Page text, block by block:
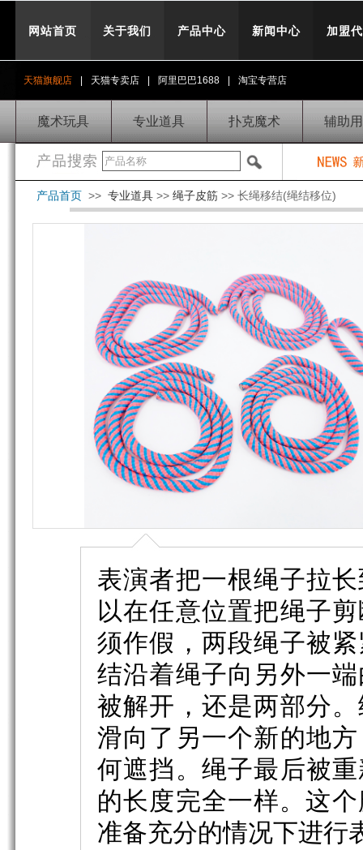
网站首页 关于我们 产品中心 新闻中心 加盟
天猫旗舰店 天猫专卖店 阿里巴巴1688 淘宝专营店
魔术玩具 专业道具 扑克魔术 辅助
产品首页 >> 专业道具 >> 绳子皮筋 >> 长绳移结(绳结移位)
表演者把一根绳子拉
以在任意位置把绳子
须作假，两段绳子被
结沿着绳子向另外一
被解开，还是两部分
滑向了另一个新的地
何遮挡。绳子最后被
的长度完全一样。这
准备充分的情况下进行